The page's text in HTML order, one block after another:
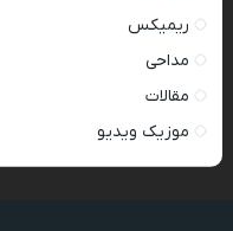
ریمیکس
مداحی
مقالات
موزیک ویدیو